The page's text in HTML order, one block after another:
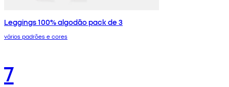
Leggings 100% algodão pack de 3
vários padrões e cores
7